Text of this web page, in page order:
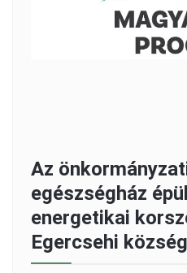
Az
egészségház
energetikai
Egercsehi